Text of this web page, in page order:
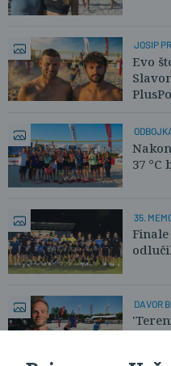
JOSIP
Evo
37 °C
35.
DAVOR